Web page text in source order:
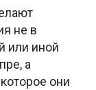
не в
или иной
а
они